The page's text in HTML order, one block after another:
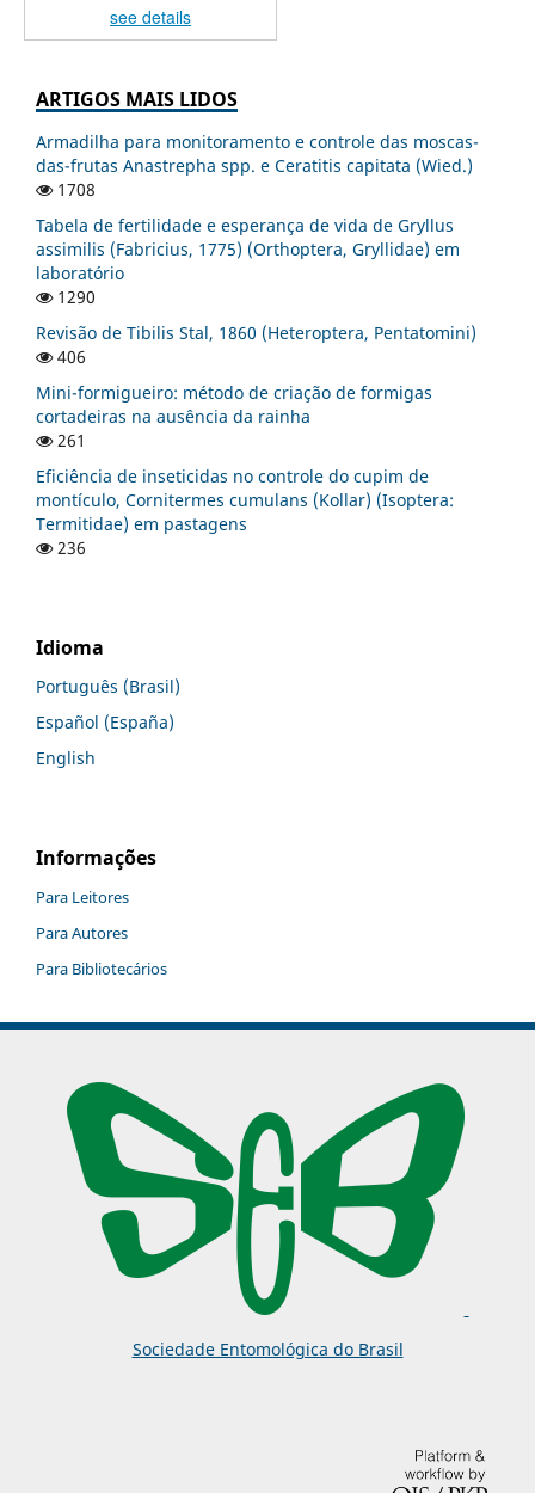
see details
ARTIGOS MAIS LIDOS
Armadilha para monitoramento e controle das moscas-
das-frutas Anastrepha spp. e Ceratitis capitata (Wied.)
1708
Tabela de fertilidade e esperança de vida de Gryllus
assimilis (Fabricius, 1775) (Orthoptera, Gryllidae) em
laboratório
1290
Revisão de Tibilis Stal, 1860 (Heteroptera, Pentatomini)
406
Mini-formigueiro: método de criação de formigas
cortadeiras na ausência da rainha
261
Eficiência de inseticidas no controle do cupim de
montículo, Cornitermes cumulans (Kollar) (Isoptera:
Termitidae) em pastagens
236
Idioma
Português (Brasil)
Español (España)
English
Informações
Para Leitores
Para Autores
Para Bibliotecários
Sociedade Entomológica do Brasil